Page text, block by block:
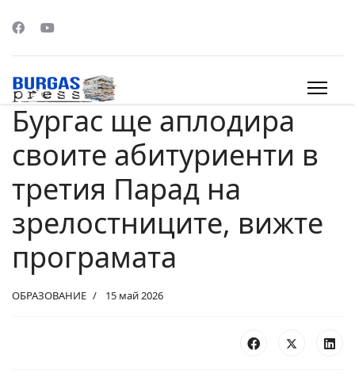
Бургас ще аплодира
своите абитуриенти в
третия Парад на
зрелостниците, вижте
програмата
ОБРАЗОВАНИЕ 15 май 2026